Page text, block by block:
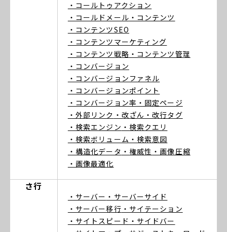
・コールトゥアクション
・コールドメール ・コンテンツ
・コンテンツSEO
・コンテンツマーケティング
・コンテンツ戦略 ・コンテンツ管理
・コンバージョン
・コンバージョンファネル
・コンバージョンポイント
・コンバージョン率 ・固定ページ
・外部リンク ・改ざん ・改行タグ
・検索エンジン ・検索クエリ
・検索ボリューム ・検索意図
・構造化データ ・権威性 ・画像圧縮
・画像最適化
さ行
・サーバー ・サーバーサイド
・サーバー移行 ・サイテーション
・サイトスピード ・サイドバー